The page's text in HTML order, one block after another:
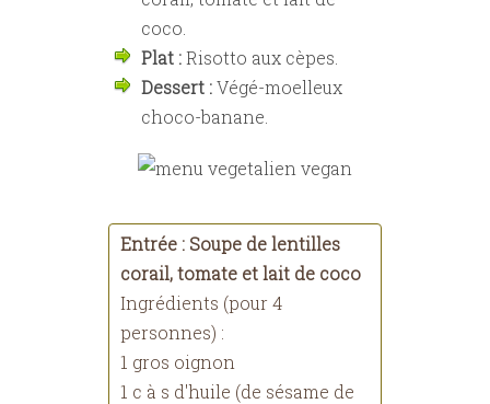
coco.
Plat :Risotto aux cèpes.
Dessert :Végé-moelleux
choco-banane.
Entrée : Soupe de lentilles
corail, tomate et lait de coco
Ingrédients (pour 4
personnes) :
1 gros oignon
1 c à s d'huile (de sésame de